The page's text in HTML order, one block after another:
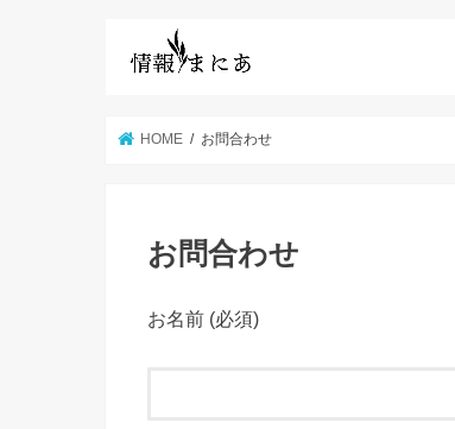
HOME お問合わせ
お問合わせ
お名前 (必須)